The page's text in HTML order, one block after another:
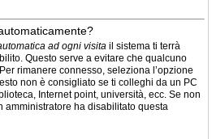
ad ogni visita il sistema ti terrà
Questo serve a evitare che qualcuno
rimanere connesso, seleziona l’opzione
non è consigliato se ti colleghi da un PC
Internet point, università, ecc. Se non
amministratore ha disabilitato questa